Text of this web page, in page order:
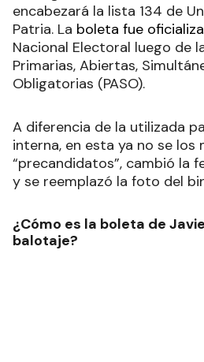
con Agustín Rossi como
encabezará la lista 134 de